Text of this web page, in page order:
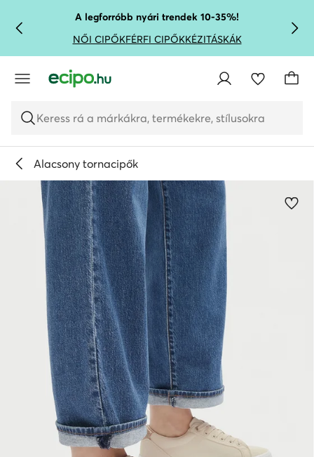
UGRÁS A FŐ TARTALOMRA
UGRÁS A KERESÉSHEZA legforróbb nyári trendek 10-35%!
NŐI CIPŐKFÉRFI CIPŐKKÉZITÁSKÁK
Keress rá a márkákra, termékekre, stílusokra
Alacsony tornacipők